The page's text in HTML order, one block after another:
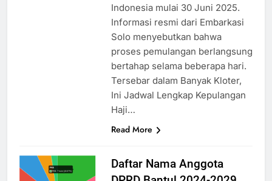
Indonesia mulai 30 Juni 2025.
Informasi resmi dari Embarkasi
Solo menyebutkan bahwa
proses pemulangan berlangsung
bertahap selama beberapa hari.
Tersebar dalam Banyak Kloter,
Ini Jadwal Lengkap Kepulangan
Haji…
Read More
Daftar Nama Anggota